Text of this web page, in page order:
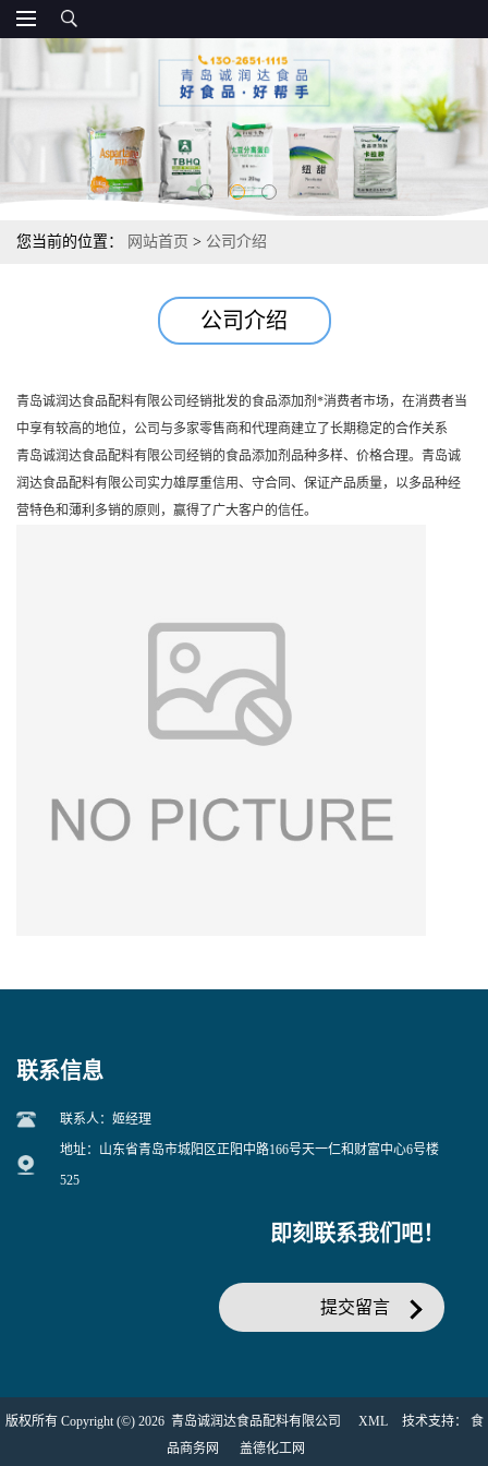
您当前的位置： 网站首页 > 公司介绍
公司介绍
青岛诚润达食品配料有限公司经销批发的食品添加剂*消费者市场，在消费者当
中享有较高的地位，公司与多家零售商和代理商建立了长期稳定的合作关系
青岛诚润达食品配料有限公司经销的食品添加剂品种多样、价格合理。青岛诚
润达食品配料有限公司实力雄厚重信用、守合同、保证产品质量，以多品种经
营特色和薄利多销的原则，赢得了广大客户的信任。
联系信息
联系人：姬经理
地址：山东省青岛市城阳区正阳中路166号天一仁和财富中心6号楼
525
即刻联系我们吧！
提交留言
版权所有 Copyright (©) 2026 青岛诚润达食品配料有限公司 XML 技术支持： 食
品商务网
盖德化工网